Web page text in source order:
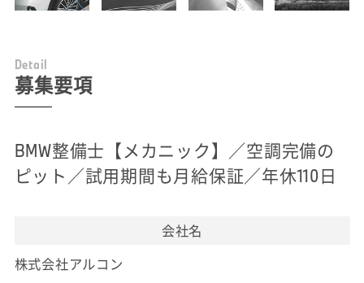
Detail
募集要項
BMW整備士【メカニック】／空調完備の
ピット／試用期間も月給保証／年休110日
会社名
株式会社アルコン